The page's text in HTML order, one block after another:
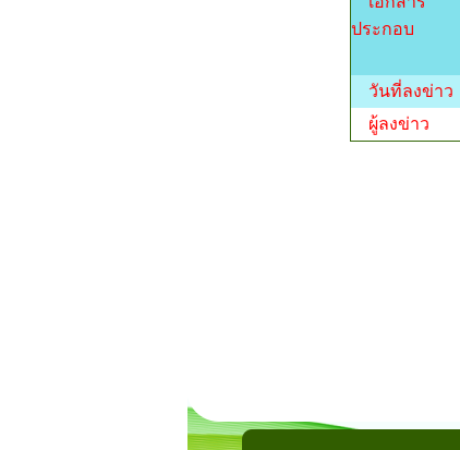
ประกอบ
วันที่ลงข่าว
ผู้ลงข่าว